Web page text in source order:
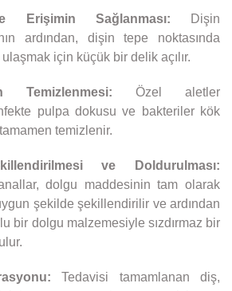
Erişimin Sağlanması: Dişin
ardından, dişin tepe noktasında
için küçük bir delik açılır.
Temizlenmesi: Özel aletler
pulpa dokusu ve bakteriler kök
temizlenir.
ve Doldurulması:
dolgu maddesinin tam olarak
şekilde şekillendirilir ve ardından
bir dolgu malzemesiyle sızdırmaz bir
Tedavisi tamamlanan diş,